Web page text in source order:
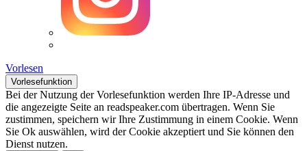
Vorlesen
Vorlesefunktion
Bei der Nutzung der Vorlesefunktion werden Ihre IP-Adresse und
die angezeigte Seite an readspeaker.com übertragen. Wenn Sie
zustimmen, speichern wir Ihre Zustimmung in einem Cookie. Wenn
Sie Ok auswählen, wird der Cookie akzeptiert und Sie können den
Dienst nutzen.